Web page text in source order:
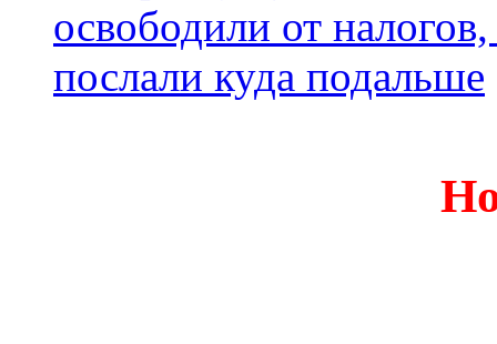
освободили от
послали куда подальше